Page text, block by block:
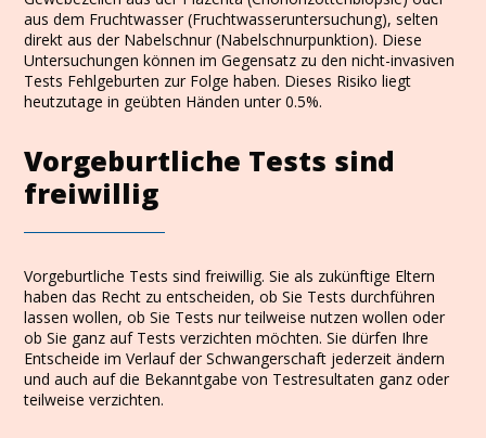
aus dem Fruchtwasser (Fruchtwasseruntersuchung), selten
direkt aus der Nabelschnur (Nabelschnurpunktion). Diese
Untersuchungen können im Gegensatz zu den nicht-invasiven
Tests Fehlgeburten zur Folge haben. Dieses Risiko liegt
heutzutage in geübten Händen unter 0.5%.
Vorgeburtliche Tests sind
freiwillig
Vorgeburtliche Tests sind freiwillig. Sie als zukünftige Eltern
haben das Recht zu entscheiden, ob Sie Tests durchführen
lassen wollen, ob Sie Tests nur teilweise nutzen wollen oder
ob Sie ganz auf Tests verzichten möchten. Sie dürfen Ihre
Entscheide im Verlauf der Schwangerschaft jederzeit ändern
und auch auf die Bekanntgabe von Testresultaten ganz oder
teilweise verzichten.